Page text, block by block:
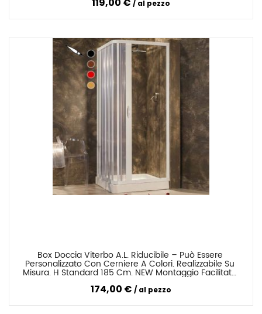
al pezzo
Box Doccia Viterbo A.L. Riducibile – Può Essere
Personalizzato Con Cerniere A Colori. Realizzabile Su
Misura. H Standard 185 Cm. NEW Montaggio Facilitato
174,00 € al pezzo
Confronta